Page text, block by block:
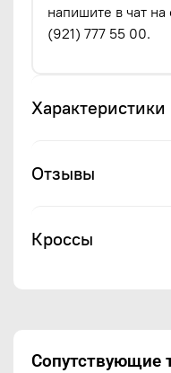
напишите в чат
(921) 777 55 00.
Характеристики
Отзывы
Кроссы
Сопутствующие